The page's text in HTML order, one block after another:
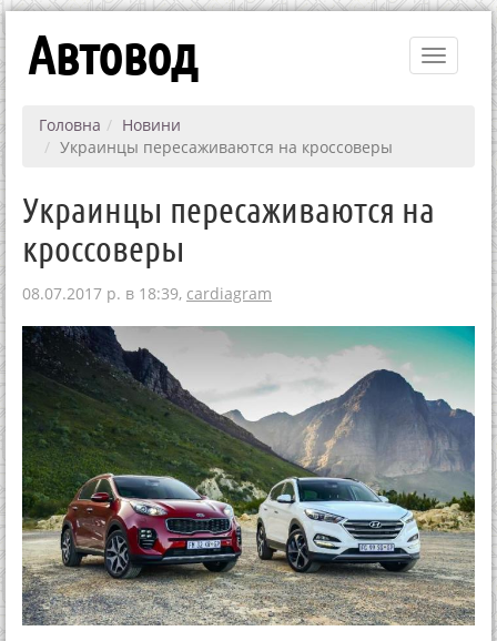
Toggle
Автовод
Головна
Новини
Украинцы пересаживаются на кроссоверы
Украинцы пересаживаются на
кроссоверы
08.07.2017 р. в 18:39, cardiagram